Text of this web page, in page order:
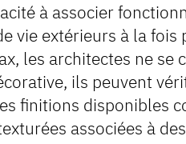
à associer
vie extérieurs à la
les architectes ne
ils peuvent
finitions disponibles
associées à